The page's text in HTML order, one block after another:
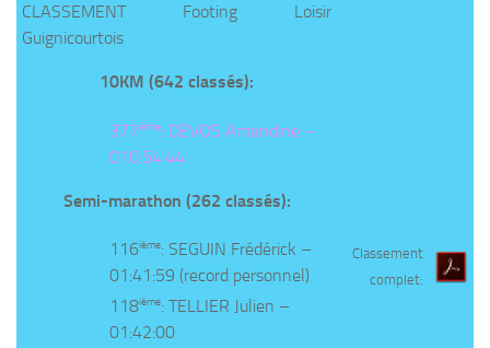
CLASSEMENT Footing Loisir
Guignicourtois
10KM (642 classés):
377ième: DEVOS Amandine –
010:54:44
Semi-marathon (262 classés):
116ième: SEGUIN Frédérick –
01:41:59 (record personnel)
118ième: TELLIER Julien –
01:42:00
Classement
complet: